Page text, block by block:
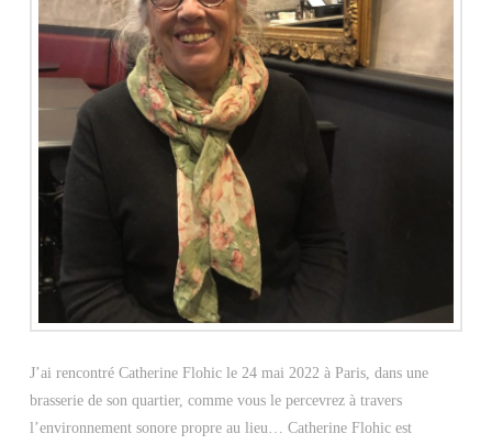
J’ai rencontré Catherine Flohic le 24 mai 2022 à Paris, dans une
brasserie de son quartier, comme vous le percevrez à travers
l’environnement sonore propre au lieu… Catherine Flohic est